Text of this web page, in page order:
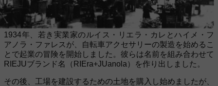
1934年、若き実業家のルイス・リエラ・カレとハイメ・フ
アノラ・ファレスが、自転車アクセサリーの製造を始めるこ
とで起業の冒険を開始しました。彼らは名前を組み合わせて
RIEJUブランド名（RIEra+JUanola）を作り出しました。
その後、工場を建設するための土地を購入し始めましたが、